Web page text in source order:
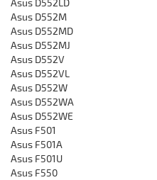
Asus D552LD
Asus D552M
Asus D552MD
Asus D552MJ
Asus D552V
Asus D552VL
Asus D552W
Asus D552WA
Asus D552WE
Asus F501
Asus F501A
Asus F501U
Asus F550